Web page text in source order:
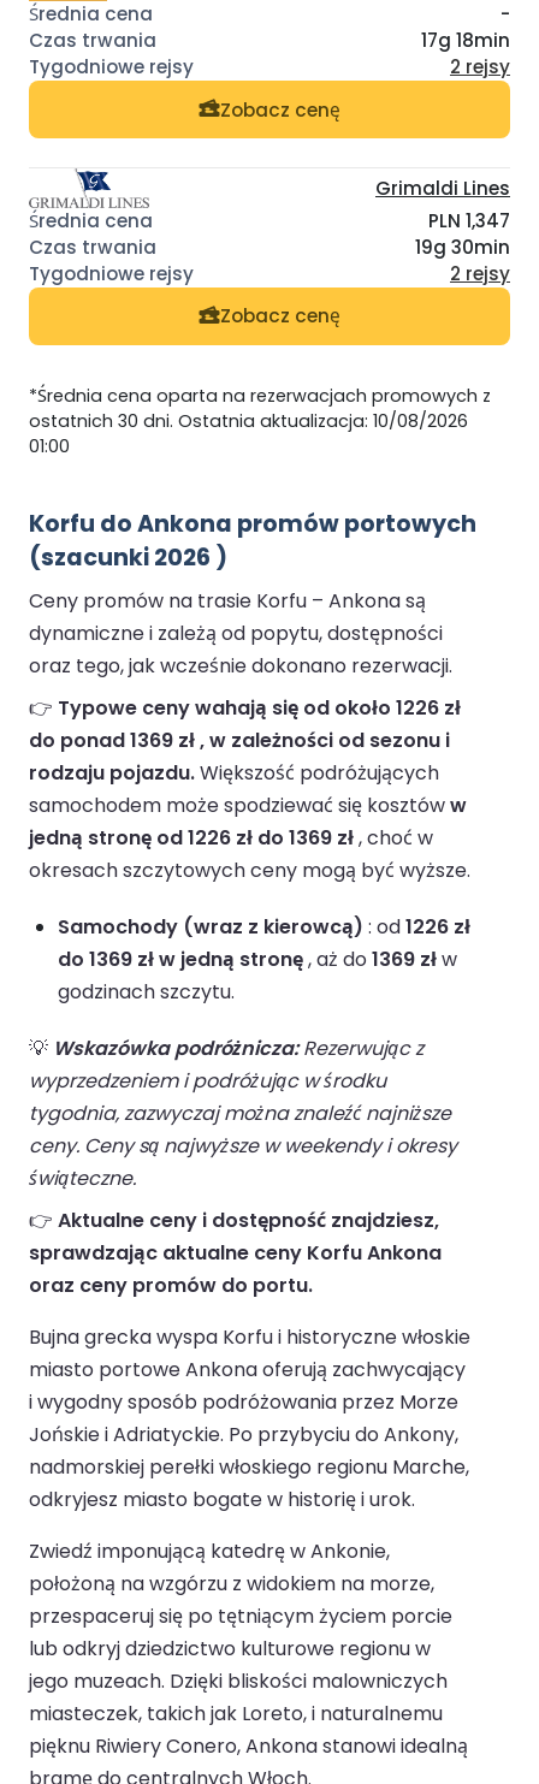
-
17g 18min
2 rejsy
Zobacz cenę
Grimaldi Lines
PLN 1,347
19g 30min
2 rejsy
Zobacz cenę
*Średnia cena oparta na rezerwacjach promowych z
ostatnich 30 dni. Ostatnia aktualizacja: 10/08/2026
01:00
Korfu do Ankona promów portowych
(szacunki 2026 )
Ceny promów na trasie Korfu – Ankona są
dynamiczne i zależą od popytu, dostępności
oraz tego, jak wcześnie dokonano rezerwacji.
👉 Typowe ceny wahają się od około 1226 zł
do ponad 1369 zł , w zależności od sezonu i
rodzaju pojazdu.Większość podróżujących
samochodem może spodziewać się kosztóww
jedną stronę od 1226 zł do 1369 zł, choć w
okresach szczytowych ceny mogą być wyższe.
Samochody (wraz z kierowcą) : od1226 zł
do 1369 zł w jedną stronę, aż do 1369 złw
godzinach szczytu.
💡 Wskazówka podróżnicza:Rezerwując z
wyprzedzeniem i podróżując w środku
tygodnia, zazwyczaj można znaleźć najniższe
ceny. Ceny są najwyższe w weekendy i okresy
świąteczne.
👉 Aktualne ceny i dostępność znajdziesz,
sprawdzając aktualne ceny Korfu Ankona
oraz ceny promów do portu.
Bujna grecka wyspa Korfu i historyczne włoskie
miasto portowe Ankona oferują zachwycający
i wygodny sposób podróżowania przez Morze
Jońskie i Adriatyckie. Po przybyciu do Ankony,
nadmorskiej perełki włoskiego regionu Marche,
odkryjesz miasto bogate w historię i urok.
Zwiedź imponującą katedrę w Ankonie,
położoną na wzgórzu z widokiem na morze,
przespaceruj się po tętniącym życiem porcie
lub odkryj dziedzictwo kulturowe regionu w
jego muzeach. Dzięki bliskości malowniczych
miasteczek, takich jak Loreto, i naturalnemu
pięknu Riwiery Conero, Ankona stanowi idealną